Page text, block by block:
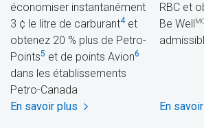
économiser instantanément
3 ¢ le litre de carburant4et
obtenez 20 % plus de Petro-
Points5 et de points Avion6
dans les établissements
Petro-Canada
En savoir plus
RBC et
Be Well
MC
En